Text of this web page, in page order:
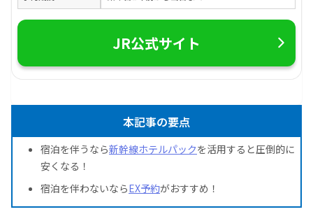
JR公式サイト
本記事の要点
宿泊を伴うなら新幹線ホテルパックを活用すると圧倒的に
安くなる！
宿泊を伴わないならEX予約がおすすめ！